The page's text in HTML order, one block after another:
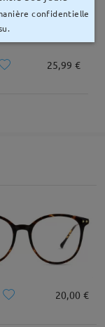
25,99 €
20,00 €
confidentielle